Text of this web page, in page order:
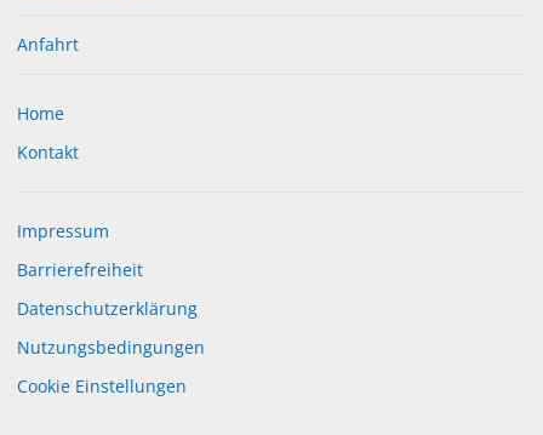
Anfahrt
Home
Kontakt
Impressum
Barrierefreiheit
Datenschutzerklärung
Nutzungsbedingungen
Cookie Einstellungen